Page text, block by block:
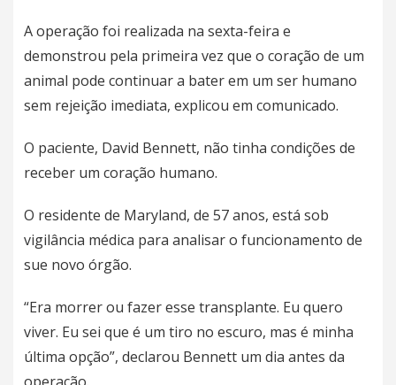
A operação foi realizada na sexta-feira e
demonstrou pela primeira vez que o coração de um
animal pode continuar a bater em um ser humano
sem rejeição imediata, explicou em comunicado.
O paciente, David Bennett, não tinha condições de
receber um coração humano.
O residente de Maryland, de 57 anos, está sob
vigilância médica para analisar o funcionamento de
sue novo órgão.
“Era morrer ou fazer esse transplante. Eu quero
viver. Eu sei que é um tiro no escuro, mas é minha
última opção”, declarou Bennett um dia antes da